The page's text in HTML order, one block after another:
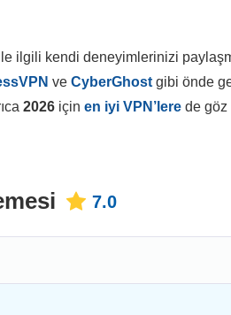
ilgili kendi deneyimlerinizi
ve CyberGhost gibi önde
2026 için en iyi VPN’lere de göz
7.0